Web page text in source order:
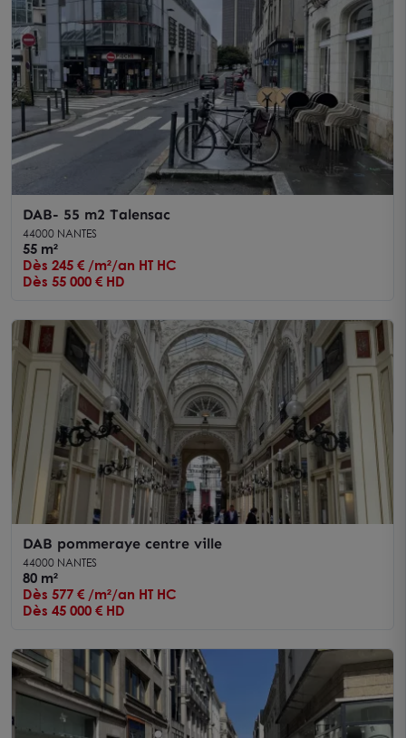
DAB- 55 m2 Talensac
44000 NANTES
55 m²
Dès 245 € /m²/an HT HC
Dès 55 000 € HD
DAB pommeraye centre ville
44000 NANTES
80 m²
Dès 577 € /m²/an HT HC
Dès 45 000 € HD